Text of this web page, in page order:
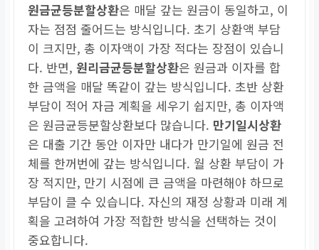
원금균등분할상환은 매달 갚는 원금이 동일하고, 이
자는 점점 줄어드는 방식입니다. 초기 상환액 부담
이 크지만, 총 이자액이 가장 적다는 장점이 있습니
다. 반면,원리금균등분할상환은 원금과 이자를 합
한 금액을 매달 똑같이 갚는 방식입니다. 초반 상환
부담이 적어 자금 계획을 세우기 쉽지만, 총 이자액
은 원금균등분할상환보다 많습니다. 만기일시상환
은 대출 기간 동안 이자만 내다가 만기일에 원금 전
체를 한꺼번에 갚는 방식입니다. 월 상환 부담이 가
장 적지만, 만기 시점에 큰 금액을 마련해야 하므로
부담이 클 수 있습니다. 자신의 재정 상황과 미래 계
획을 고려하여 가장 적합한 방식을 선택하는 것이
중요합니다.